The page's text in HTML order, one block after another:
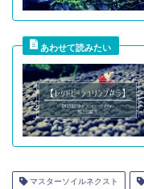
マスターソイルネクスト